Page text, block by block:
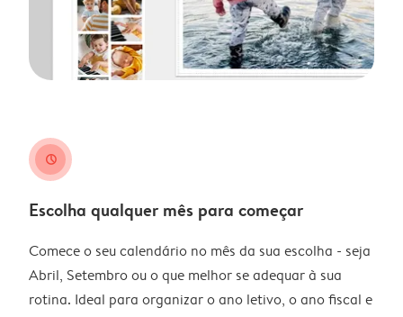
clock
Escolha qualquer mês para começar
Comece o seu calendário no mês da sua escolha - seja
Abril, Setembro ou o que melhor se adequar à sua
rotina. Ideal para organizar o ano letivo, o ano fiscal e